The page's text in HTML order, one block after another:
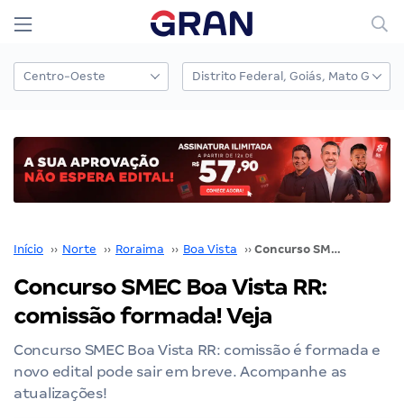
Início ›› Norte ›› Roraima ›› Boa Vista ›› Concurso SMEC Boa Vista RR: comissão formada! Veja
Concurso SMEC Boa Vista RR:
comissão formada! Veja
Concurso SMEC Boa Vista RR: comissão é formada e
novo edital pode sair em breve. Acompanhe as
atualizações!